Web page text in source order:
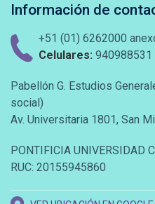
Información de
+51 (01) 6262000
Celulares: 940988531
Pabellón G. Estudios
social)
Av. Universitaria 1801, San
PONTIFICIA UNIVERSIDAD
RUC: 20155945860